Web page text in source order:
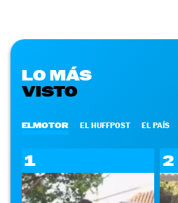
LO MÁS
VISTO
ELMOTOR EL HUFFPOST EL PAÍS
1 2